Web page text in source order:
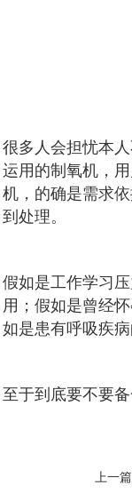
很多人会担忧本
运用的制氧机，
机，的确是需求
到处理。
假如是工作学习
用；假如是曾经
如是患有呼吸疾
至于到底要不要
上一